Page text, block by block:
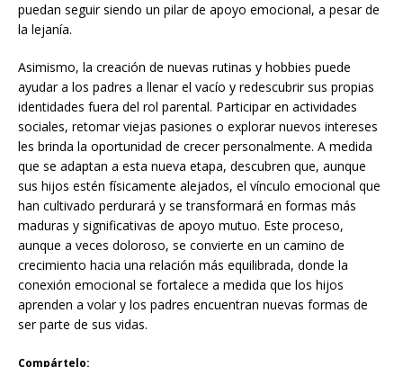
puedan seguir siendo un pilar de apoyo emocional, a pesar de
la lejanía.
Asimismo, la creación de nuevas rutinas y hobbies puede
ayudar a los padres a llenar el vacío y redescubrir sus propias
identidades fuera del rol parental. Participar en actividades
sociales, retomar viejas pasiones o explorar nuevos intereses
les brinda la oportunidad de crecer personalmente. A medida
que se adaptan a esta nueva etapa, descubren que, aunque
sus hijos estén físicamente alejados, el vínculo emocional que
han cultivado perdurará y se transformará en formas más
maduras y significativas de apoyo mutuo. Este proceso,
aunque a veces doloroso, se convierte en un camino de
crecimiento hacia una relación más equilibrada, donde la
conexión emocional se fortalece a medida que los hijos
aprenden a volar y los padres encuentran nuevas formas de
ser parte de sus vidas.
Compártelo: